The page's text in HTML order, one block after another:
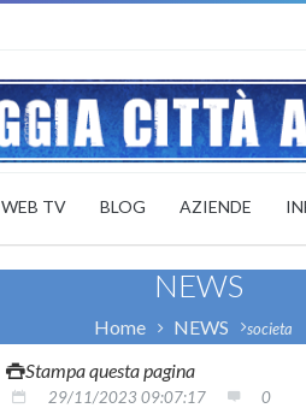
WEB TV BLOG AZIENDE
NEWS
Home NEWS societa
Stampa questa pagina
29/11/2023 09:07:17 0